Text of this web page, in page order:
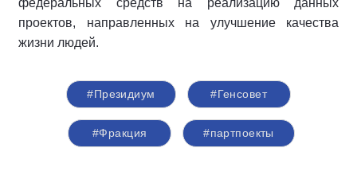
федеральных средств на реализацию данных
проектов, направленных на улучшение качества
жизни людей.
#Президиум #Генсовет
#Фракция #партпоекты